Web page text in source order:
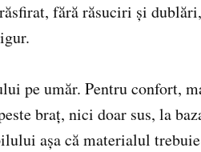
fără răsuciri și
pe umăr. Pentru confort,
braț, nici doar sus, la
așa că materialul